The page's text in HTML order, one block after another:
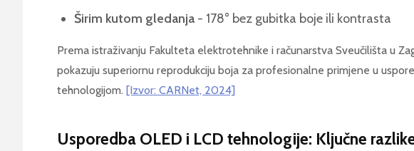
Širim kutom gledanja - 178° bez gubitka boje ili kontrasta
Prema istraživanju Fakulteta elektrotehnike i računarstva Sveučilišta u
pokazuju superiornu reprodukciju boja za profesionalne primjene u
tehnologijom. [Izvor: CARNet, 2024]
Usporedba OLED i LCD tehnologije: Ključne